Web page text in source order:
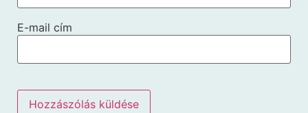
E-mail cím